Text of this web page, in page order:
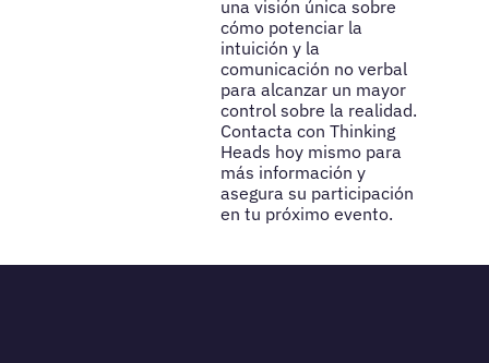
una visión única sobre
cómo potenciar la
intuición y la
comunicación no verbal
para alcanzar un mayor
control sobre la realidad.
Contacta con Thinking
Heads hoy mismo para
más información y
asegura su participación
en tu próximo evento.